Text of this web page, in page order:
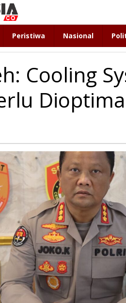
Peristiwa Nasional
Cooling